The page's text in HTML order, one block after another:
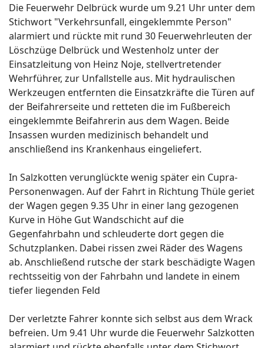
Die Feuerwehr Delbrück wurde um 9.21 Uhr unter dem
Stichwort "Verkehrsunfall, eingeklemmte Person"
alarmiert und rückte mit rund 30 Feuerwehrleuten der
Löschzüge Delbrück und Westenholz unter der
Einsatzleitung von Heinz Noje, stellvertretender
Wehrführer, zur Unfallstelle aus. Mit hydraulischen
Werkzeugen entfernten die Einsatzkräfte die Türen auf
der Beifahrerseite und retteten die im Fußbereich
eingeklemmte Beifahrerin aus dem Wagen. Beide
Insassen wurden medizinisch behandelt und
anschließend ins Krankenhaus eingeliefert.
In Salzkotten verunglückte wenig später ein Cupra-
Personenwagen. Auf der Fahrt in Richtung Thüle geriet
der Wagen gegen 9.35 Uhr in einer lang gezogenen
Kurve in Höhe Gut Wandschicht auf die
Gegenfahrbahn und schleuderte dort gegen die
Schutzplanken. Dabei rissen zwei Räder des Wagens
ab. Anschließend rutsche der stark beschädigte Wagen
rechtsseitig von der Fahrbahn und landete in einem
tiefer liegenden Feld
Der verletzte Fahrer konnte sich selbst aus dem Wrack
befreien. Um 9.41 Uhr wurde die Feuerwehr Salzkotten